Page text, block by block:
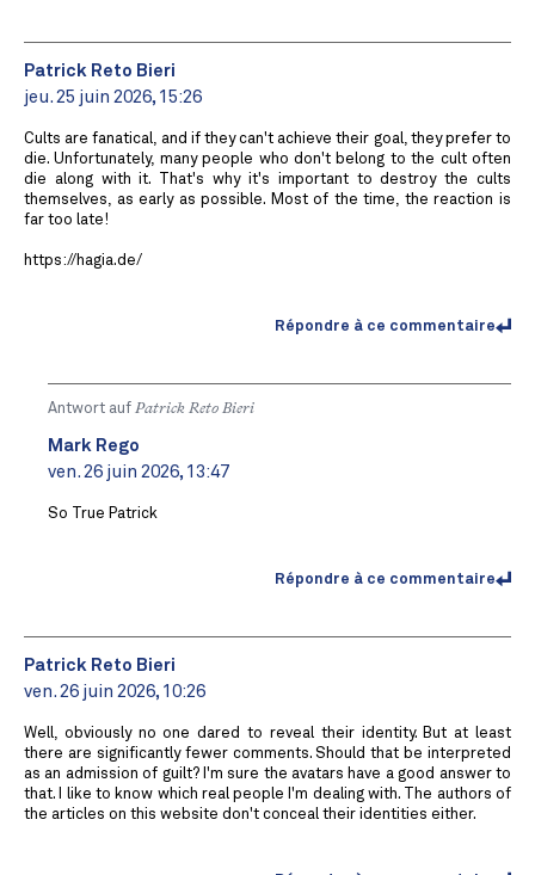
Patrick Reto Bieri
jeu. 25 juin 2026, 15:26
Cults are fanatical, and if they can't achieve their goal, they prefer to
die. Unfortunately, many people who don't belong to the cult often
die along with it. That's why it's important to destroy the cults
themselves, as early as possible. Most of the time, the reaction is
far too late!
https://hagia.de/
Répondre à ce commentaire
Antwort auf Patrick Reto Bieri
Mark Rego
ven. 26 juin 2026, 13:47
So True Patrick
Répondre à ce commentaire
Patrick Reto Bieri
ven. 26 juin 2026, 10:26
Well, obviously no one dared to reveal their identity. But at least
there are significantly fewer comments. Should that be interpreted
as an admission of guilt? I'm sure the avatars have a good answer to
that. I like to know which real people I'm dealing with. The authors of
the articles on this website don't conceal their identities either.